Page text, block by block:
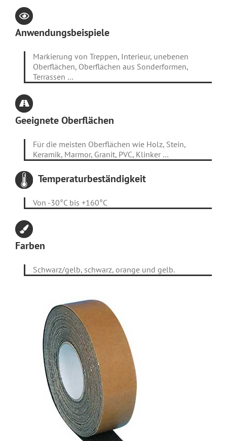
Anwendungsbeispiele
Markierung von Treppen, Interieur, unebenen
Oberflächen, Oberflächen aus Sonderformen,
Terrassen …
Geeignete Oberflächen
Für die meisten Oberflächen wie Holz, Stein,
Keramik, Marmor, Granit, PVC, Klinker …
Temperaturbeständigkeit
Von -30°C bis +160°C
Farben
Schwarz/gelb, schwarz, orange und gelb.